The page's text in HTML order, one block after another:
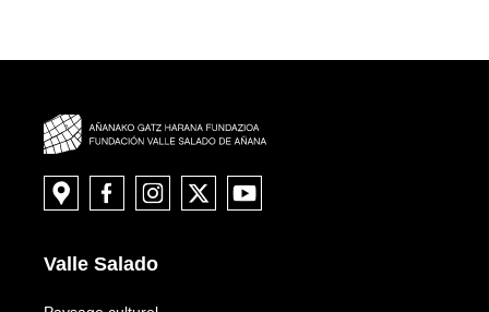
Valle Salado